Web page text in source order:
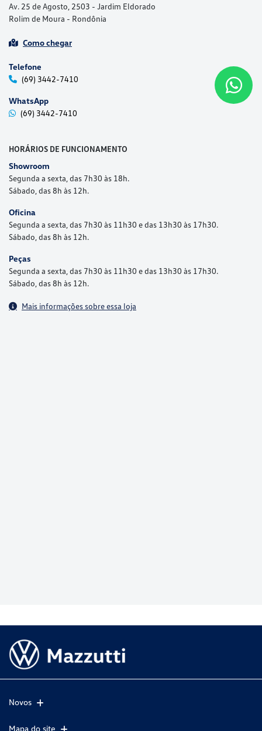
Segunda a sexta, das 7h30 às 18h.
Sábado, das 8h às 12h.
Oficina
Segunda a sexta, das 7h30 às 11h30 e das 13h30 às 17h30.
Peças
Sábado, das 8h às 12h.
Mais informações sobre essa loja
Novos
Mapa do site